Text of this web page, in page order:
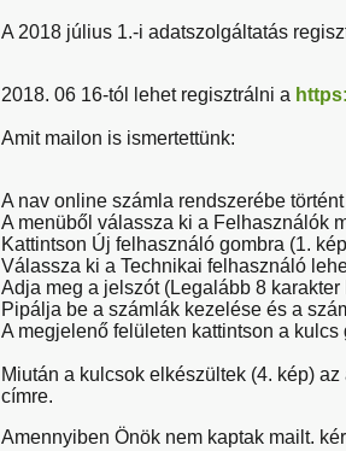
A 2018 július 1.-i adatszolgáltatás
2018. 06 16-tól lehet regisztrálni a
Amit mailon is ismertettünk:
A nav online számla rendszerébe
A menüből válassza ki a Felhasználók
Kattintson Új felhasználó gombra (1.
Válassza ki a Technikai felhasználó
Adja meg a jelszót (Legalább 8
Pipálja be a számlák kezelése és a
A megjelenő felületen kattintson a
Miután a kulcsok elkészültek (4. kép)
címre.
Amennyiben Önök nem kaptak mailt.